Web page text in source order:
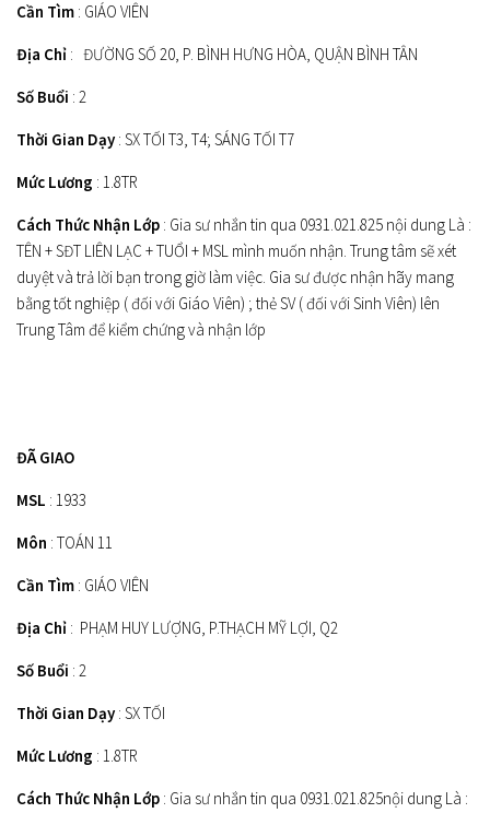
Cần Tìm : GIÁO VIÊN
Địa Chỉ : ĐƯỜNG SỐ 20, P. BÌNH HƯNG HÒA, QUẬN BÌNH TÂN
Số Buổi : 2
Thời Gian Dạy : SX TỐI T3, T4; SÁNG TỐI T7
Mức Lương : 1.8TR
Cách Thức Nhận Lớp : Gia sư nhắn tin qua 0931.021.825 nội dung Là :
TÊN + SĐT LIÊN LẠC + TUỔI + MSL mình muốn nhận. Trung tâm sẽ xét
duyệt và trả lời bạn trong giờ làm việc. Gia sư được nhận hãy mang
bằng tốt nghiệp ( đối với Giáo Viên) ; thẻ SV ( đối với Sinh Viên) lên
Trung Tâm để kiểm chứng và nhận lớp
ĐÃ GIAO
MSL : 1933
Môn : TOÁN 11
Cần Tìm : GIÁO VIÊN
Địa Chỉ : PHẠM HUY LƯỢNG, P.THẠCH MỸ LỢI, Q2
Số Buổi : 2
Thời Gian Dạy : SX TỐI
Mức Lương : 1.8TR
Cách Thức Nhận Lớp : Gia sư nhắn tin qua 0931.021.825nội dung Là :